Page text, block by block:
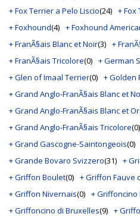
+ Fox Terrier a Pelo Liscio(24) + Fox
+ Foxhound(4) + Foxhound
+ FranÃ§ais Blanc et Noir(3) +
+ FranÃ§ais Tricolore(0) + German
+ Glen of Imaal Terrier(0) + Golden
+ Grand Anglo-FranÃ§ais Blanc et
+ Grand Anglo-FranÃ§ais Blanc et
+ Grand Anglo-FranÃ§ais Tricolore(0)
+ Grand Gascogne-Saintongeois(0)
+ Grande Bovaro Svizzero(31) +
+ Griffon Boulet(0) + Griffon Fauve
+ Griffon Nivernais(0) + Griffoncino
+ Griffoncino di Bruxelles(9) +